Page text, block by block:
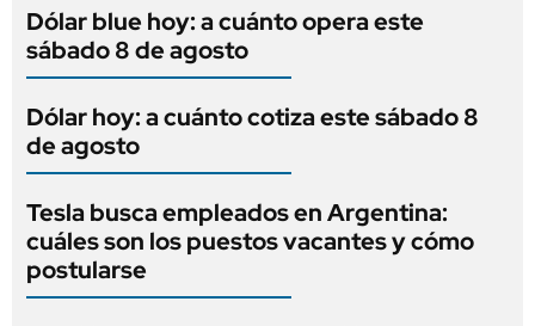
Dólar blue hoy: a cuánto opera este
sábado 8 de agosto
Dólar hoy: a cuánto cotiza este sábado 8
de agosto
Tesla busca empleados en Argentina:
cuáles son los puestos vacantes y cómo
postularse